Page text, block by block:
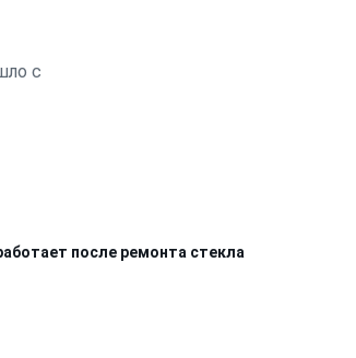
с
после ремонта стекла